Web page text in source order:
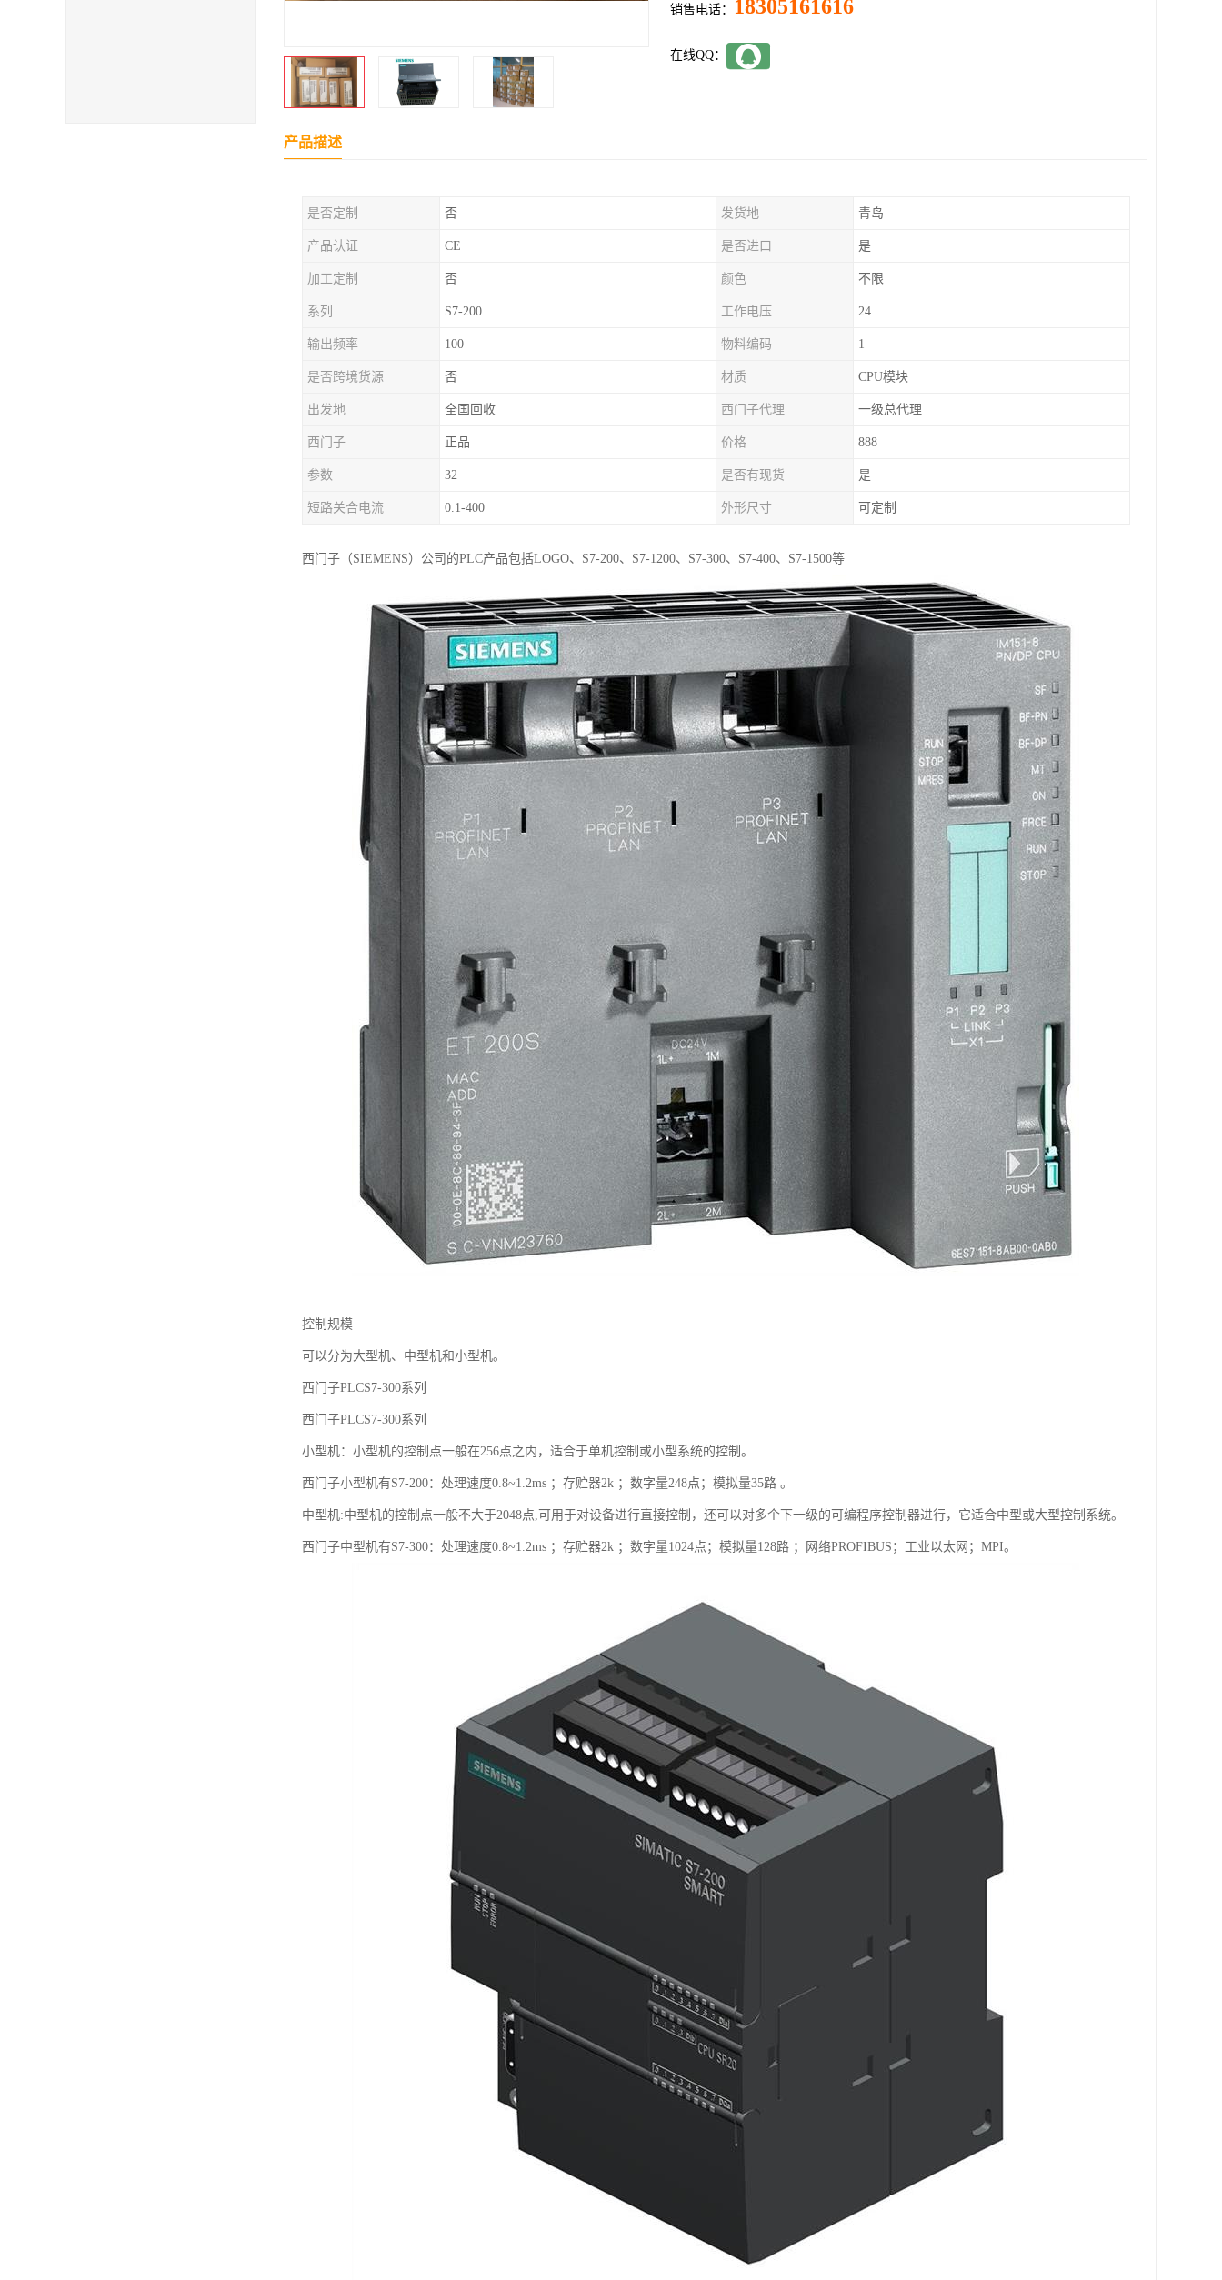
销售电话： 18305161616
在线QQ：
产品描述
是否定制 否 发货地 青岛
产品认证 CE 是否进口 是
加工定制 否 颜色 不限
系列 S7-200 工作电压 24
输出频率 100 物料编码 1
是否跨境货源 否 材质 CPU模块
出发地 全国回收 西门子代理 一级总代理
西门子 正品 价格 888
参数 32 是否有现货 是
短路关合电流 0.1-400 外形尺寸 可定制
西门子（SIEMENS）公司的PLC产品包括LOGO、S7-200、S7-1200、S7-300、S7-400、S7-1500等
控制规模
可以分为大型机、中型机和小型机。
西门子PLCS7-300系列
西门子PLCS7-300系列
小型机：小型机的控制点一般在256点之内，适合于单机控制或小型系统的控制。
西门子小型机有S7-200：处理速度0.8~1.2ms ；存贮器2k ；数字量248点；模拟量35路 。
中型机:中型机的控制点一般不大于2048点,可用于对设备进行直接控制，还可以对多个下一级的可编程序控制器进行，它适合中型或大型控制系统。
西门子中型机有S7-300：处理速度0.8~1.2ms ；存贮器2k ；数字量1024点；模拟量128路 ；网络PROFIBUS；工业以太网；MPI。